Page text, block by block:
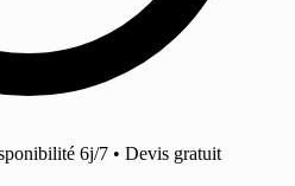
6j/7 • Devis gratuit